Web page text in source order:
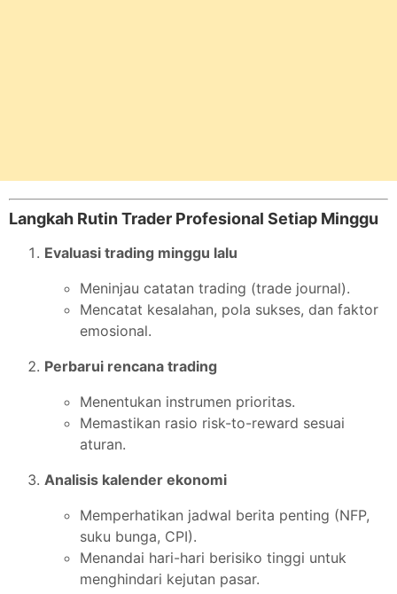
Langkah Rutin Trader Profesional Setiap Minggu
Evaluasi trading minggu lalu
Meninjau catatan trading (trade journal).
Mencatat kesalahan, pola sukses, dan faktor
emosional.
Perbarui rencana trading
Menentukan instrumen prioritas.
Memastikan rasio risk-to-reward sesuai
aturan.
Analisis kalender ekonomi
Memperhatikan jadwal berita penting (NFP,
suku bunga, CPI).
Menandai hari-hari berisiko tinggi untuk
menghindari kejutan pasar.